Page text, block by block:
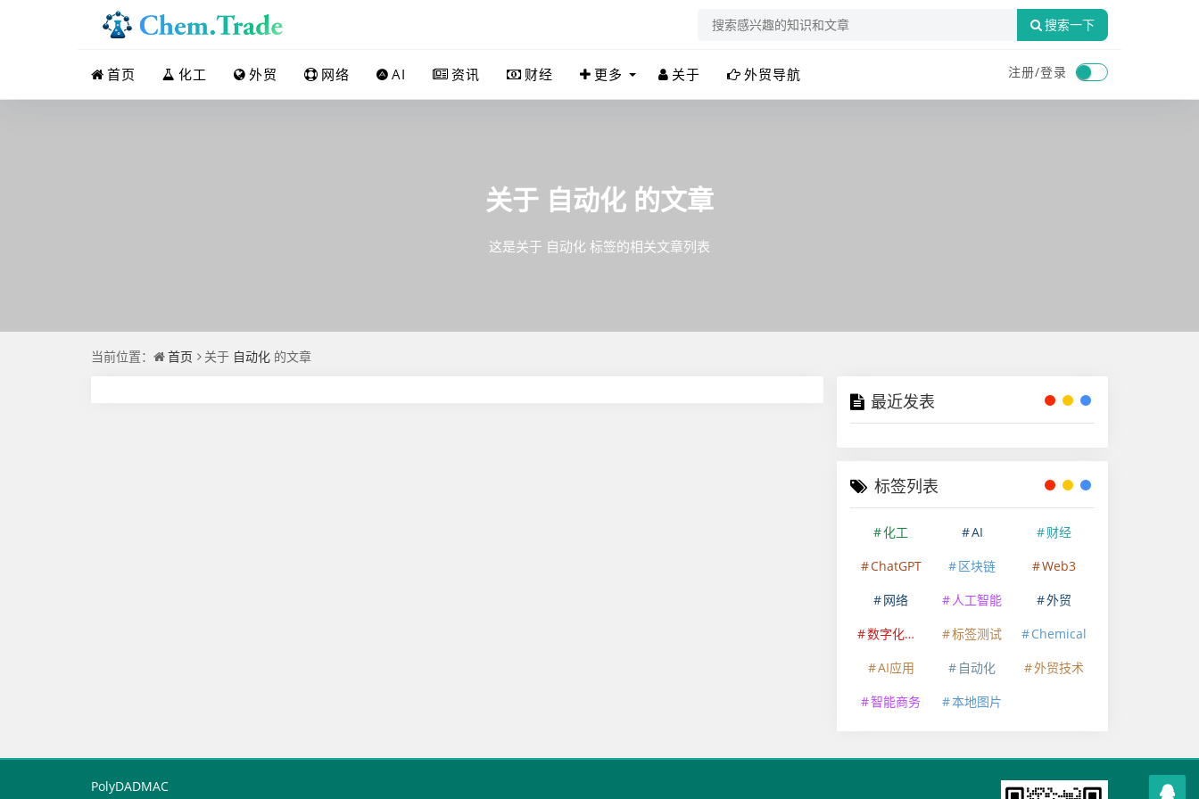
搜索一下
首页 化工 外贸 网络 AI 资讯 财经 更多 关于 外贸导航 注册/登录
关于 自动化 的文章
这是关于 自动化 标签的相关文章列表
当前位置： 首页 关于 自动化 的文章
最近发表
标签列表
化工 AI
财经
ChatGPT
区块链
Web3
网络
人工智能
外贸
数字化转型
标签测试
Chemical
AI应用
自动化
外贸技术
智能商务
本地图片
PolyDADMAC